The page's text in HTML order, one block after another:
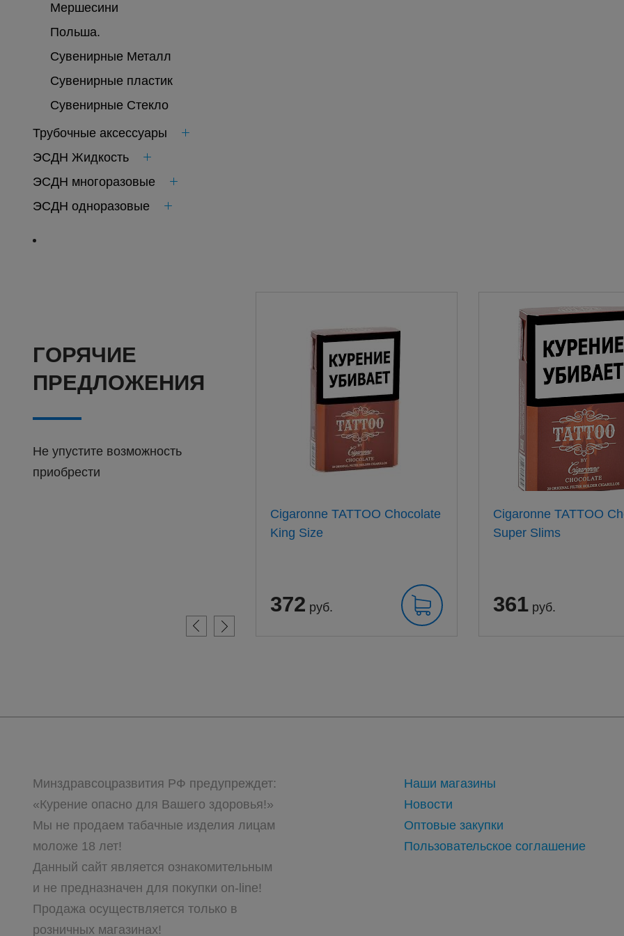
Мершесини
Польша.
Сувенирные Металл
Сувенирные пластик
Сувенирные Стекло
Трубочные аксессуары
ЭСДН Жидкость
ЭСДН многоразовые
ЭСДН одноразовые
ГОРЯЧИЕ
ПРЕДЛОЖЕНИЯ
Не упустите возможность
приобрести
Cigaronne TATTOO Chocolate
King Size
372 руб.
Cigaronne TATTOO
Super Slims
361 руб.
Минздравсоцразвития РФ предупреждет:
«Курение опасно для Вашего здоровья!»
Мы не продаем табачные изделия лицам
моложе 18 лет!
Данный сайт является ознакомительным
и не предназначен для покупки on-line!
Продажа осуществляется только в
розничных магазинах!
Наши магазины
Новости
Оптовые закупки
Пользовательское соглашение